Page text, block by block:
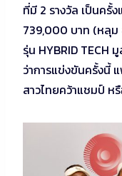
ที่มี 2 รางวัล เป็นครั้
739,000 บาท (หลุม
รุ่น HYBRID TECH
ว่าการแข่งขันครั้งนี้
สาวไทยคว้าแชมป์